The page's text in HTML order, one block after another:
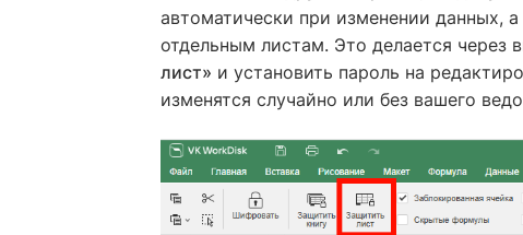
автоматически при изменении данных,
отдельным листам. Это делается через
лист» и установить пароль на
изменятся случайно или без вашего